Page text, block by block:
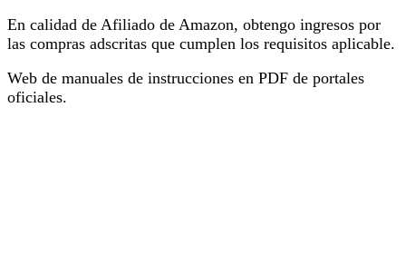
En calidad de Afiliado de Amazon, obtengo ingresos por
las compras adscritas que cumplen los requisitos aplicable.
Web de manuales de instrucciones en PDF de portales
oficiales.